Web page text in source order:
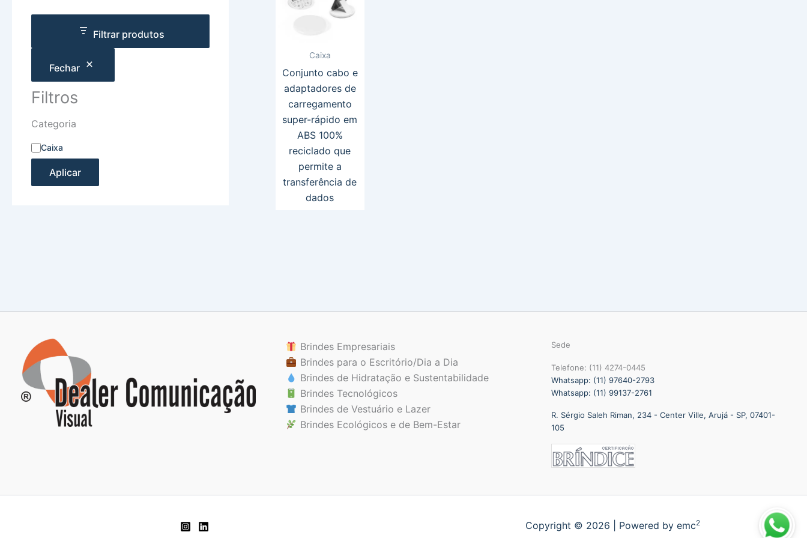
Filtrar produtos
Fechar
Filtros
Categoria
Caixa
Aplicar
Caixa
Conjunto cabo e
adaptadores de
carregamento
super-rápido em
ABS 100%
reciclado que
permite a
transferência de
dados
Brindes Empresariais
Brindes para o Escritório/Dia a Dia
Brindes de Hidratação e Sustentabilidade
Brindes Tecnológicos
Brindes de Vestuário e Lazer
Brindes Ecológicos e de Bem-Estar
Sede
Telefone: (11) 4274-0445
Whatsapp: (11) 97640-2793
Whatsapp: (11) 99137-2761
R. Sérgio Saleh Riman, 234 - Center Ville, Arujá - SP, 07401-
105
Copyright © 2026 | Powered by emc2